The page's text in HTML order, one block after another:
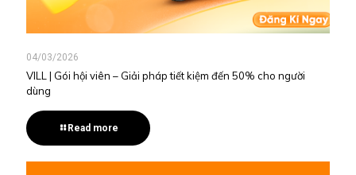
04/03/2026
VILL | Gói hội viên – Giải pháp tiết kiệm đến 50% cho người
dùng
Read more